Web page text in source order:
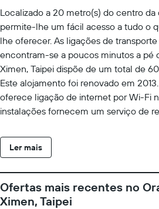
Localizado a 20 metro(s) do centro
permite-lhe um fácil acesso a tudo o
lhe oferecer. As ligações de
encontram-se a poucos minutos a pé
Ximen, Taipei dispõe de um total de
Este alojamento foi renovado em
oferece ligação de internet por Wi-Fi
instalações fornecem um serviço de
visitantes possam pedir um berço para
Orange Hotel-Ximen, Taipei dispõe de
uma taxa por alguns destes serviços.
Ler mais
Ofertas mais recentes no
Ximen, Taipei